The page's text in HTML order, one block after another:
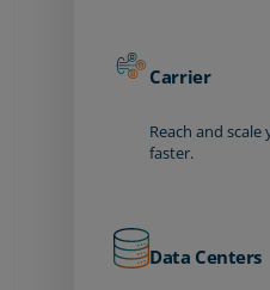
Carrier
Reach and
faster.
Data Centers